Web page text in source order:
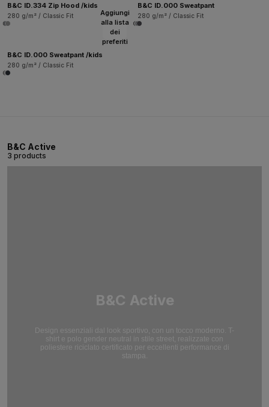
B&C ID.334 Zip Hood /kids
280 g/m² / Classic Fit
B&C ID.000 Sweatpant
280 g/m² / Classic Fit
Aggiungi
alla lista
dei
preferiti
B&C ID.000 Sweatpant /kids
280 g/m² / Classic Fit
B&C Active
3 products
B&C Active
Design essenziali dal look sportivo, con un tocco moderno. T-
shirt e polo gender neutral in stile street, realizzate con
poliestere riciclato certificato per eccellenti performance di
stampa.